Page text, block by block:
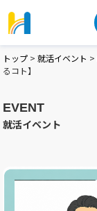
トップ > 就活イベント >
るコト】
EVENT
就活イベント